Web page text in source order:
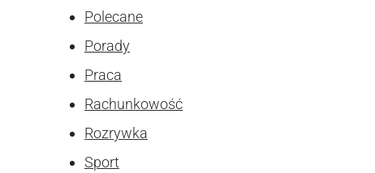
Polecane
Porady
Praca
Rachunkowość
Rozrywka
Sport